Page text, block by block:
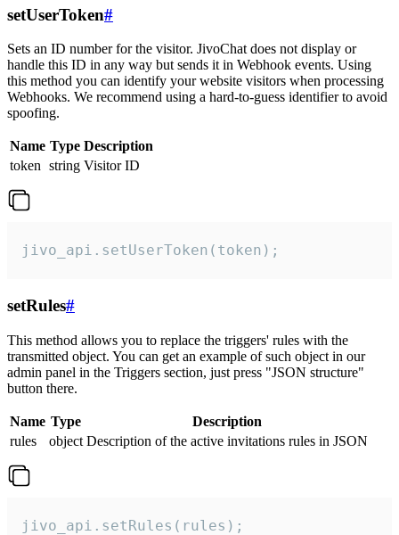
setUserToken#
Sets an ID number for the visitor. JivoChat does not display or
handle this ID in any way but sends it in Webhook events. Using
this method you can identify your website visitors when processing
Webhooks. We recommend using a hard-to-guess identifier to avoid
spoofing.
Name Type Description
token string Visitor ID
jivo_api.setUserToken(token);
setRules#
This method allows you to replace the triggers' rules with the
transmitted object. You can get an example of such object in our
admin panel in the Triggers section, just press "JSON structure"
button there.
Name Type
Description
rules
object Description of the active invitations rules in JSON
jivo_api.setRules(rules);